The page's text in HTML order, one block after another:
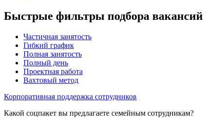
Быстрые фильтры подбора вакансий
Частичная занятость
Гибкий график
Полная занятость
Полный день
Проектная работа
Вахтовый метод
Корпоративная поддержка сотрудников
Какой соцпакет вы предлагаете семейным сотрудникам?